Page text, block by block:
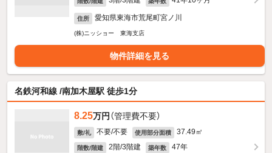
住所 愛知県東海市荒尾町宮ノ川
(株)ニッショー 東海支店
物件詳細を見る
名鉄河和線 /南加木屋駅 徒歩1分
8.25万円 （管理費不要）
敷/礼 不要/不要 使用部分面積 37.49㎡
階数/階建 2階/3階建 築年数 47年